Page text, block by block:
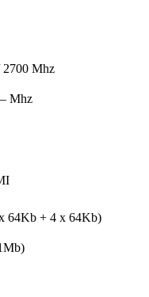
2700 Mhz
Mhz
64Kb + 4 x 64Kb)